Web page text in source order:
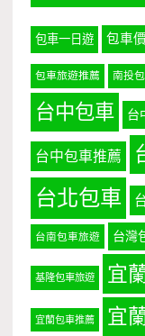
包車一日遊 包車
包車旅遊推薦 南投
台中包車 台
台中包車推薦
台北包車
台南包車旅遊 台灣
基隆包車旅遊 宜
宜蘭包車推薦 宜